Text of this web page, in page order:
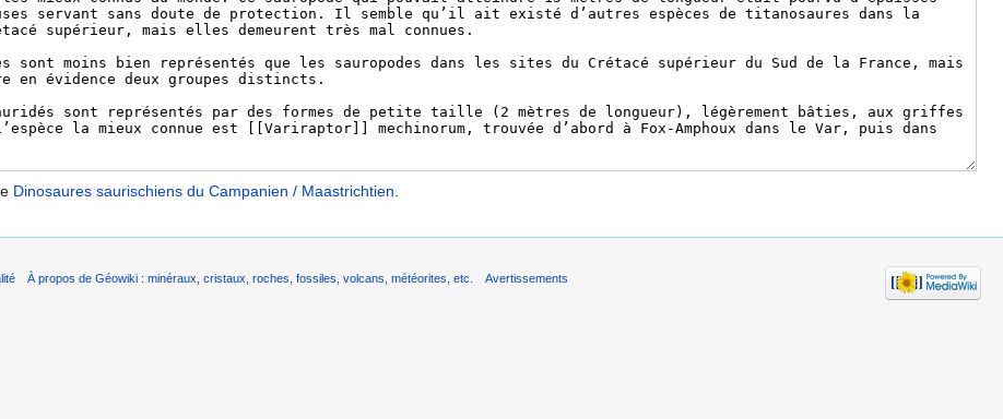
Dinosaures saurischiens du Campanien / Maastrichtien.
À propos de Géowiki : minéraux, cristaux, roches, fossiles, volcans, météorites, etc. Avertissements